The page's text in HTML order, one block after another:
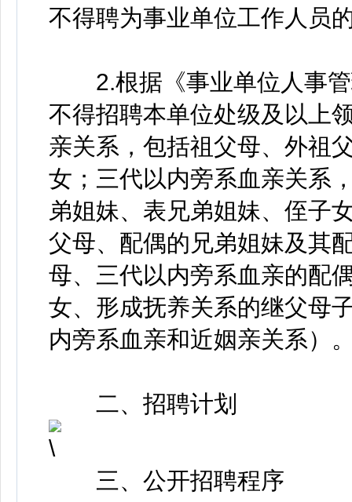
不得聘为事业单位工作人员
2.根据《事业单位人事管
不得招聘本单位处级及以上
亲关系，包括祖父母、外祖
女；三代以内旁系血亲关系
弟姐妹、表兄弟姐妹、侄子
父母、配偶的兄弟姐妹及其
母、三代以内旁系血亲的配
女、形成抚养关系的继父母
内旁系血亲和近姻亲关系）
二、招聘计划
三、公开招聘程序